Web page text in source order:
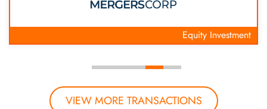
Equity Investment
VIEW MORE TRANSACTIONS